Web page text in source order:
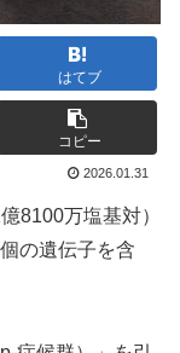
はてブ
コピー
2026.01.31
8100万塩基対）
の遺伝子を含